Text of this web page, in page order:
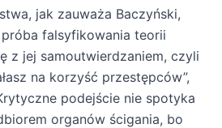
jak zauważa Baczyński,
falsyfikowania teorii
z jej samoutwierdzaniem, czyli
na korzyść przestępców”,
podejście nie spotyka
organów ścigania, bo